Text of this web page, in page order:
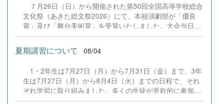
７月26日（日）から開催された第50回全国高等学校総合
文化祭（あきた総文祭2026）にて、本校演劇部が「優良
賞」及び「舞台美術賞」を受賞いたしました。大会当日
は、本校の部員たちもこれまで積み重ねてきた練習の成果
を存分に発揮し、堂々と舞台に立ちました。緊張感のある
全国の舞台において、一人一人が役割を果たし、心を込め
の全国大会出場にあたり、多大なるご支援・ご協力をいた
だきました企業の皆様、ならびに心温まるご寄付や温かい
ご声援を寄せてくださった地域の皆様方に、心より感謝申
夏期講習について 08/04
1・2年生は7月27日（月）から7月31日（金）まで、3年
生は7月27日（月）から8月4日（火）までの日程で、それ
ぞれ学習に取り組みました。多くの生徒が意欲的に参加
し、これまでの学習内容の復習や発展的な内容、受験に向